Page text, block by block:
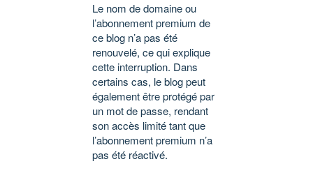
Le nom de domaine ou
l’abonnement premium de
ce blog n’a pas été
renouvelé, ce qui explique
cette interruption. Dans
certains cas, le blog peut
également être protégé par
un mot de passe, rendant
son accès limité tant que
l’abonnement premium n’a
pas été réactivé.